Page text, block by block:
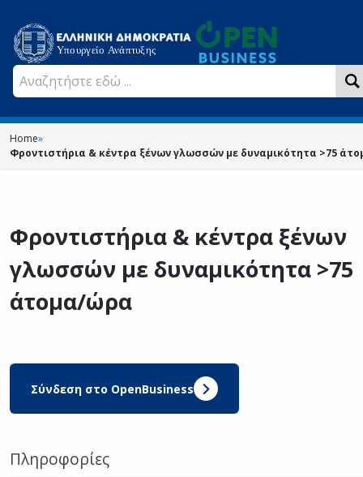
Home»
Φροντιστήρια & κέντρα ξένων γλωσσών με δυναμικότητα >75
Φροντιστήρια & κέντρα ξένων
γλωσσών με δυναμικότητα >75
άτομα/ώρα
Σύνδεση στο OpenBusiness
Πληροφορίες